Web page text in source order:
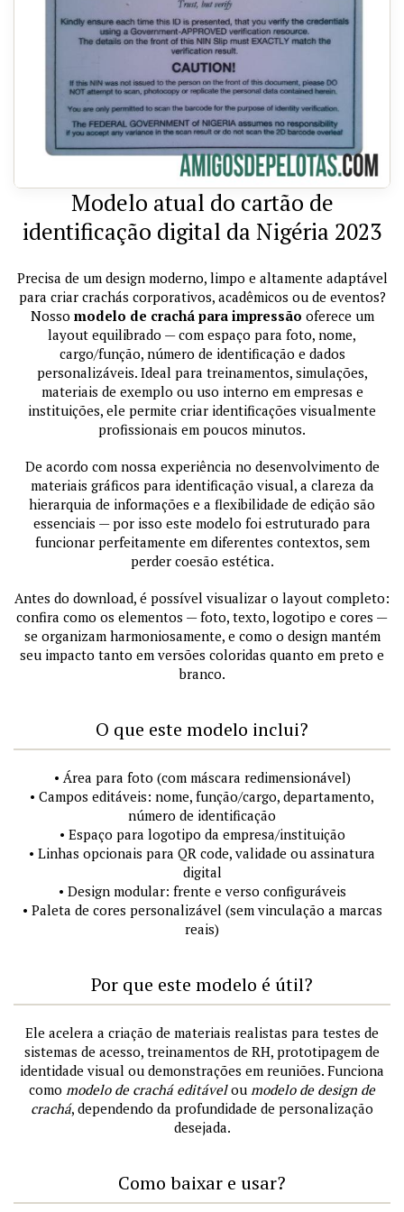
Modelo atual do cartão de
identificação digital da Nigéria 2023
Precisa de um design moderno, limpo e altamente adaptável
para criar crachás corporativos, acadêmicos ou de eventos?
Nosso modelo de crachá para impressão oferece um
layout equilibrado — com espaço para foto, nome,
cargo/função, número de identificação e dados
personalizáveis. Ideal para treinamentos, simulações,
materiais de exemplo ou uso interno em empresas e
instituições, ele permite criar identificações visualmente
profissionais em poucos minutos.
De acordo com nossa experiência no desenvolvimento de
materiais gráficos para identificação visual, a clareza da
hierarquia de informações e a flexibilidade de edição são
essenciais — por isso este modelo foi estruturado para
funcionar perfeitamente em diferentes contextos, sem
perder coesão estética.
Antes do download, é possível visualizar o layout completo:
confira como os elementos — foto, texto, logotipo e cores —
se organizam harmoniosamente, e como o design mantém
seu impacto tanto em versões coloridas quanto em preto e
branco.
O que este modelo inclui?
• Área para foto (com máscara redimensionável)
• Campos editáveis: nome, função/cargo, departamento,
número de identificação
• Espaço para logotipo da empresa/instituição
• Linhas opcionais para QR code, validade ou assinatura
digital
• Design modular: frente e verso configuráveis
• Paleta de cores personalizável (sem vinculação a marcas
reais)
Por que este modelo é útil?
Ele acelera a criação de materiais realistas para testes de
sistemas de acesso, treinamentos de RH, prototipagem de
identidade visual ou demonstrações em reuniões. Funciona
como modelo de crachá editávelou modelo de design de
crachá, dependendo da profundidade de personalização
desejada.
Como baixar e usar?